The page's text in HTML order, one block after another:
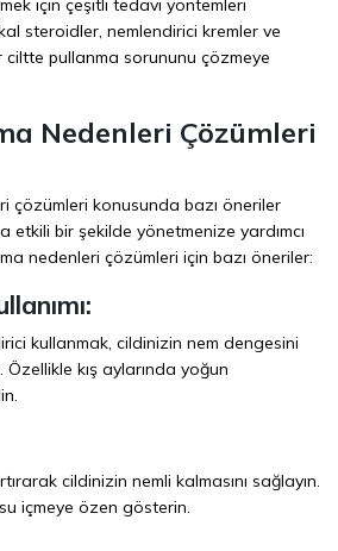
için çeşitli tedavi yöntemleri
steroidler, nemlendirici kremler ve
pullanma sorununu çözmeye
Nedenleri Çözümleri
çözümleri konusunda bazı öneriler
etkili bir şekilde yönetmenize yardımcı
nedenleri çözümleri için bazı öneriler:
kullanmak, cildinizin nem dengesini
Özellikle kış aylarında yoğun
cildinizin nemli kalmasını sağlayın.
içmeye özen gösterin.